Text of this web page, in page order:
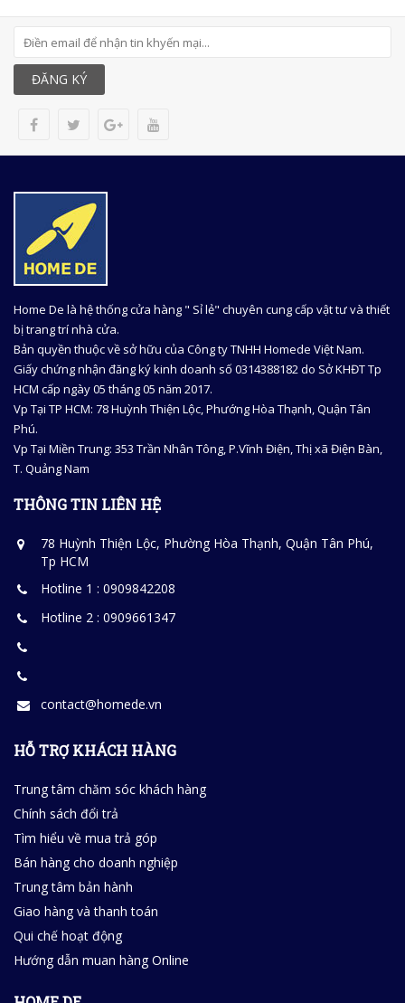
ĐĂNG KÝ
Home De là hệ thống cửa hàng " Sỉ lẻ" chuyên cung cấp vật tư và thiết
bị trang trí nhà cửa.
Bản quyền thuộc về sở hữu của Công ty TNHH Homede Việt Nam.
Giấy chứng nhận đăng ký kinh doanh số 0314388182 do Sở KHĐT Tp
HCM cấp ngày 05 tháng 05 năm 2017.
Vp Tại TP HCM: 78 Huỳnh Thiện Lộc, Phướng Hòa Thạnh, Quận Tân
Phú.
Vp Tại Miền Trung: 353 Trần Nhân Tông, P.Vĩnh Điện, Thị xã Điện Bàn,
T. Quảng Nam
THÔNG TIN LIÊN HỆ
78 Huỳnh Thiện Lộc, Phường Hòa Thạnh, Quận Tân Phú,
Tp HCM
Hotline 1 : 0909842208
Hotline 2 : 0909661347
contact@homede.vn
HỖ TRỢ KHÁCH HÀNG
Trung tâm chăm sóc khách hàng
Chính sách đổi trả
Tìm hiểu về mua trả góp
Bán hàng cho doanh nghiệp
Trung tâm bản hành
Giao hàng và thanh toán
Qui chế hoạt động
Hướng dẫn muan hàng Online